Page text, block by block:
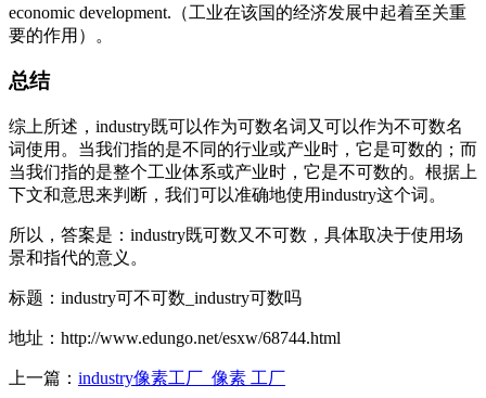
economic development.（工业在该国的经济发展中起着至关重
要的作用）。
总结
综上所述，industry既可以作为可数名词又可以作为不可数名
词使用。当我们指的是不同的行业或产业时，它是可数的；而
当我们指的是整个工业体系或产业时，它是不可数的。根据上
下文和意思来判断，我们可以准确地使用industry这个词。
所以，答案是：industry既可数又不可数，具体取决于使用场
景和指代的意义。
标题：industry可不可数_industry可数吗
地址：http://www.edungo.net/esxw/68744.html
上一篇： industry像素工厂_像素 工厂